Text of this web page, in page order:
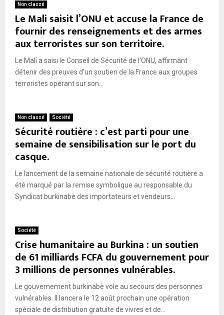
Non classé
Le Mali saisit l’ONU et accuse la France de
fournir des renseignements et des armes
aux terroristes sur son territoire.
Le Mali a saisi le Conseil de Sécurité de l’ONU, affirmant
détenir des preuves d’un soutien de la France aux groupes
terroristes opérant sur son...
Non classé Société
Sécurité routière : c’est parti pour une
semaine de sensibilisation sur le port du
casque.
Le lancement de la semaine nationale de sécurité routière a
été marqué par la remise symbolique au responsable du
Syndicat burkinabè des importateurs et vendeurs...
Société
Crise humanitaire au Burkina : un soutien
de 61 milliards FCFA du gouvernement pour
3 millions de personnes vulnérables.
Le gouvernement burkinabè vole au secours des personnes
vulnérables. Il lancera le 12 août prochain une opération
spéciale de distribution gratuite de vivres et de...